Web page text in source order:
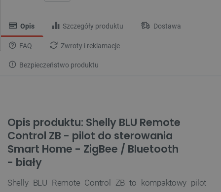
Opis Szczegóły produktu Dostawa
FAQ Zwroty i reklamacje
Bezpieczeństwo produktu
Opis produktu: Shelly BLU Remote
Control ZB - pilot do sterowania
Smart Home - ZigBee / Bluetooth
- biały
Shelly BLU Remote Control ZB to kompaktowy pilot